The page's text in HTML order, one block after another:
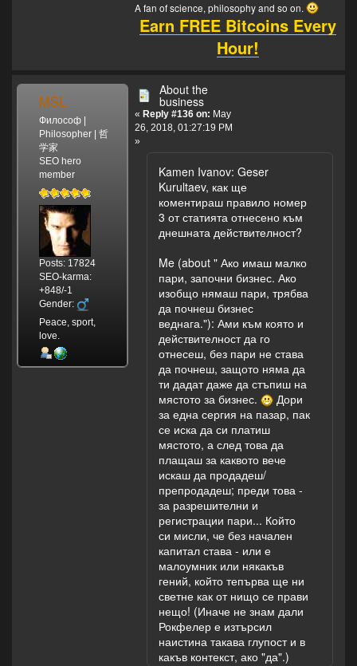
A fan of science, philosophy and so on.
Earn FREE Bitcoins Every
Hour!
MSL
Философ |
Philosopher | 哲
学家
SEO hero
member
Posts: 17824
SEO-karma:
+848/-1
Gender:
Peace, sport,
love.
About the
business
« Reply #136 on: May
26, 2018, 01:27:19 PM
»
Kamen Ivanov: Geser
Kurultaev, как ще
коментираш правило номер
3 от статията отнесено към
днешната действителност?
Me (about " Ако имаш малко
пари, започни бизнес. Ако
изобщо нямаш пари, трябва
да почнеш бизнес
веднага."): Ами към която и
действителност да го
отнесеш, без пари не става
да почнеш, защото няма да
ти дадат даже да стъпиш на
мястото за бизнес.
Дори
за една сергия на пазар, пак
се иска да си платиш
мястото, а след това да
плащаш за каквото вече
искаш да продадеш/
препродадеш; преди това -
за разрешителни и
регистрации пари... Който
си мисли, че без начален
капитал става - или е
малоумник или някакъв
гений, който тепърва ще ни
светне как от нищо се прави
нещо! (Иначе не знам дали
Рокфелер е изтърсил
наистина такава глупост и в
какъв контекст, ако "да".)